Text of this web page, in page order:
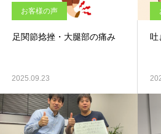
お客様の声
足関節捻挫・大腿部の痛み
2025.09.23
吐